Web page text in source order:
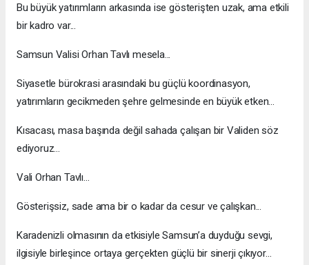
Bu büyük yatırımların arkasında ise gösterişten uzak, ama etkili
bir kadro var...
Samsun Valisi Orhan Tavlı mesela...
Siyasetle bürokrasi arasındaki bu güçlü koordinasyon,
yatırımların gecikmeden şehre gelmesinde en büyük etken...
Kısacası, masa başında değil sahada çalışan bir Validen söz
ediyoruz...
Vali Orhan Tavlı…
Gösterişsiz, sade ama bir o kadar da cesur ve çalışkan...
Karadenizli olmasının da etkisiyle Samsun’a duyduğu sevgi,
ilgisiyle birleşince ortaya gerçekten güçlü bir sinerji çıkıyor...